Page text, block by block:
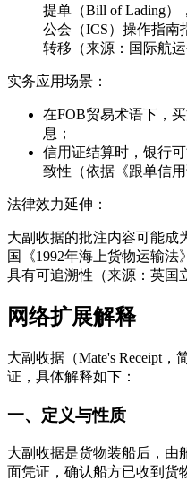
提单（Bill of Lading）
公会（ICS）操作指南
转移（来源：国际航运
实务应用场景：
在FOB贸易术语下，
息；
信用证结算时，银行
致性（依据《跟单信用
法律效力延伸：
大副收据的批注内容可能成
国《1992年海上货物运输
具有可追溯性（来源：英国
网络扩展解释
大副收据（Mate's Receipt
证，具体解释如下：
一、定义与性质
大副收据是货物装船后，由
面凭证，确认船方已收到货